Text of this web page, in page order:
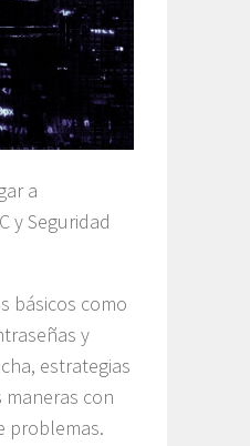
a
y Seguridad
básicos como
y
estrategias
con
problemas.